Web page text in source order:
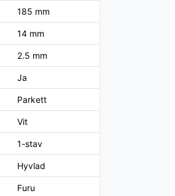
185 mm
14 mm
2.5 mm
Ja
Parkett
Vit
1-stav
Hyvlad
Furu